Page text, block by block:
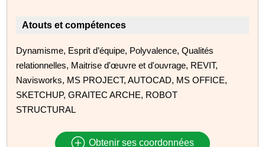
Atouts et compétences
Dynamisme, Esprit d’équipe, Polyvalence, Qualités
relationnelles, Maitrise d'œuvre et d'ouvrage, REVIT,
Navisworks, MS PROJECT, AUTOCAD, MS OFFICE,
SKETCHUP, GRAITEC ARCHE, ROBOT
STRUCTURAL
Obtenir ses coordonnées